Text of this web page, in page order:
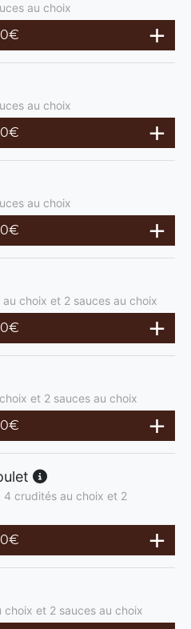
au choix
€
au choix
€
au choix
€
choix et 2 sauces au choix
€
et 2 sauces au choix
€
crudités au choix et 2
€
et 2 sauces au choix